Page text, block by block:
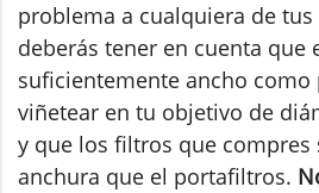
problema a cualquiera de
deberás tener en cuenta que
suficientemente ancho como
viñetear en tu objetivo de
y que los filtros que compres
anchura que el portafiltros.